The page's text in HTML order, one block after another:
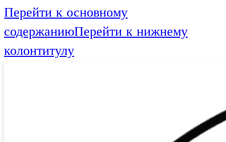
Перейти к основному
содержаниюПерейти к нижнему
колонтитулу